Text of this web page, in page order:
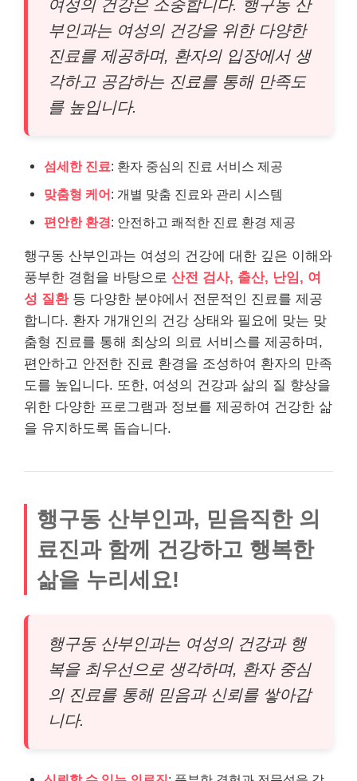
여성의 건강은 소중합니다. 행구동 산
부인과는 여성의 건강을 위한 다양한
진료를 제공하며, 환자의 입장에서 생
각하고 공감하는 진료를 통해 만족도
를 높입니다.
섬세한 진료: 환자 중심의 진료 서비스 제공
맞춤형 케어: 개별 맞춤 진료와 관리 시스템
편안한 환경: 안전하고 쾌적한 진료 환경 제공
행구동 산부인과는 여성의 건강에 대한 깊은 이해와
풍부한 경험을 바탕으로 산전 검사, 출산, 난임, 여
성 질환등 다양한 분야에서 전문적인 진료를 제공
합니다. 환자 개개인의 건강 상태와 필요에 맞는 맞
춤형 진료를 통해 최상의 의료 서비스를 제공하며,
편안하고 안전한 진료 환경을 조성하여 환자의 만족
도를 높입니다. 또한, 여성의 건강과 삶의 질 향상을
위한 다양한 프로그램과 정보를 제공하여 건강한 삶
을 유지하도록 돕습니다.
행구동 산부인과, 믿음직한 의
료진과 함께 건강하고 행복한
삶을 누리세요!
행구동 산부인과는 여성의 건강과 행
복을 최우선으로 생각하며, 환자 중심
의 진료를 통해 믿음과 신뢰를 쌓아갑
니다.